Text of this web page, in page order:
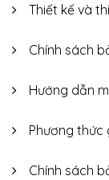
Thiết kế và
Chính sách
Hướng dẫn
Phương thức
Chính sách